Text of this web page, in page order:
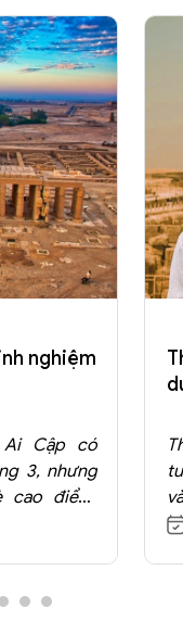
nghiệm
Ai Cập có
3, nhưng
điểm.
không
tháng 4